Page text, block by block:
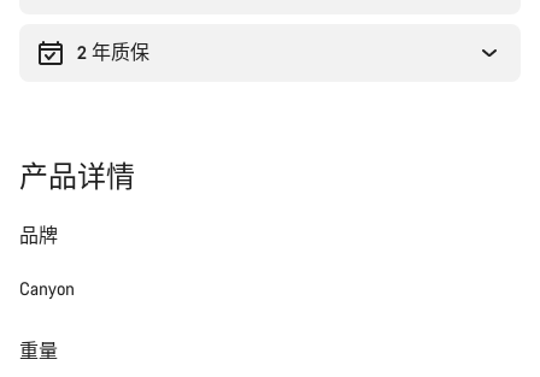
2 年质保
产品详情
品牌
Canyon
重量